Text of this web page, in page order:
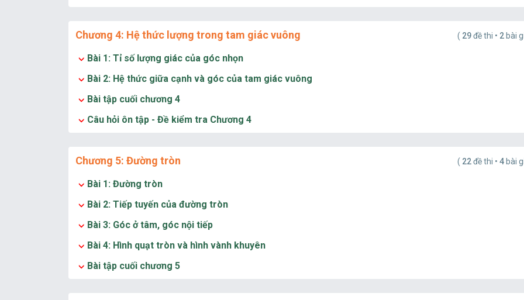
Chương 4: Hệ thức lượng trong tam giác vuông ( 29đề thi • 2 bài
Bài 1: Tỉ số lượng giác của góc nhọn
Bài 2: Hệ thức giữa cạnh và góc của tam giác vuông
Bài tập cuối chương 4
Câu hỏi ôn tập - Đề kiểm tra Chương 4
Chương 5: Đường tròn ( 22đề thi • 4 bài
Bài 1: Đường tròn
Bài 2: Tiếp tuyến của đường tròn
Bài 3: Góc ở tâm, góc nội tiếp
Bài 4: Hình quạt tròn và hình vành khuyên
Bài tập cuối chương 5